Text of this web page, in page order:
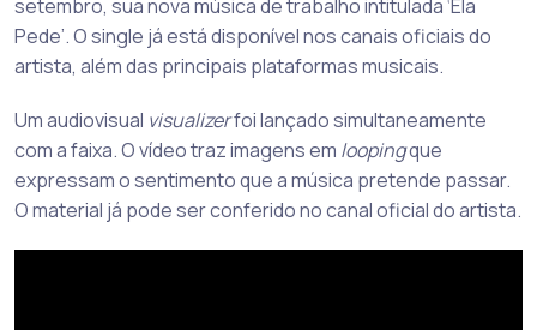
setembro, sua nova música de trabalho intitulada ‘Ela
Pede’. O single já está disponível nos canais oficiais do
artista, além das principais plataformas musicais.
Um audiovisual visualizerfoi lançado simultaneamente
com a faixa. O vídeo traz imagens em loopingque
expressam o sentimento que a música pretende passar.
O material já pode ser conferido no canal oficial do artista.